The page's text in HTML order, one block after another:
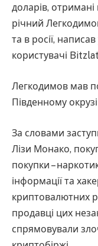
доларів,
річний
та в росії,
користувачі
Легкодимов мав
Південному
За словами
Лізи Монако,
покупки –
інформації та
криптовалютних
продавці цих
спрямовували